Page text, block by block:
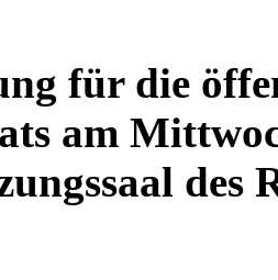
für die
am
des